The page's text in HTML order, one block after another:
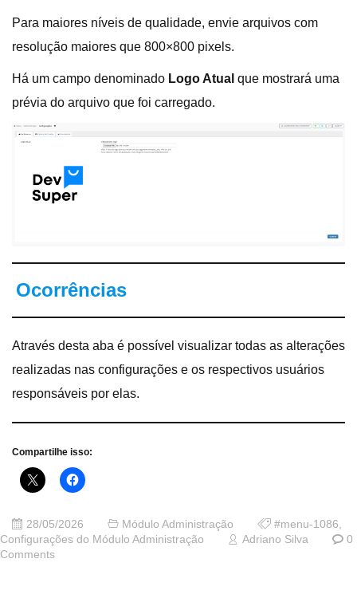
Para maiores níveis de qualidade, envie arquivos com
resolução maiores que 800×800 pixels.
Há um campo denominado Logo Atual que mostrará uma
prévia do arquivo que foi carregado.
Ocorrências
Através desta aba é possível visualizar todas as alterações
realizadas nas configurações e os respectivos usuários
responsáveis por elas.
Compartilhe isso:
28/05/2026 Módulo Administração #menu-1086,
Configurações do Módulo Administração
Adriano Silva
0
Comments